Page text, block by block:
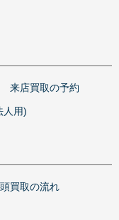
来店買取の予約
人用)
買取の流れ